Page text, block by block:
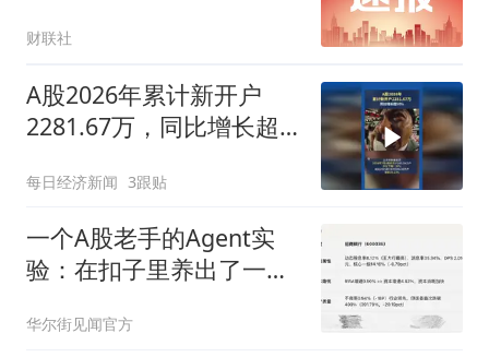
美元
财联社
A股2026年累计新开户
2281.67万，同比增长超
每日经济新闻 3跟贴
一个A股老手的Agent实
验：在扣子里养出了一个
华尔街见闻官方